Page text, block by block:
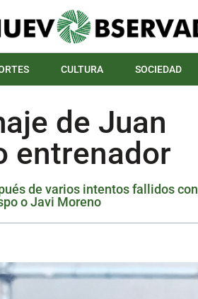
CULTURA SOCIEDAD
de Juan
entrenador
de varios intentos fallidos con
o Javi Moreno